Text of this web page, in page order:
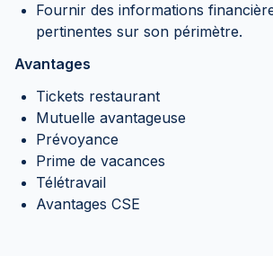
Fournir des informations
pertinentes sur son périmètre.
Avantages
Tickets restaurant
Mutuelle avantageuse
Prévoyance
Prime de vacances
Télétravail
Avantages CSE